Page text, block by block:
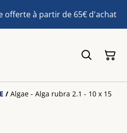
offerte à partir de 65€ d'achat
/ Algae - Alga rubra 2.1 - 10 x 15